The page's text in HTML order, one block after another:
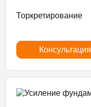
Торкретирование
Консультация